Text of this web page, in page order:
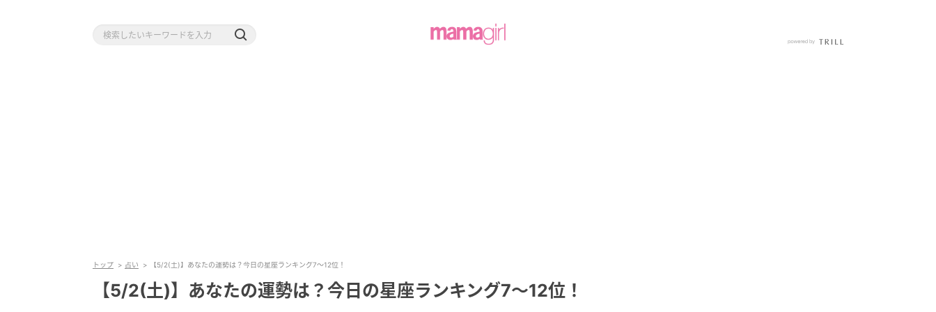
トップ 占い 【5/2(土)】あなたの運勢は？今日の星座ランキング7～12位！
【5/2(土)】あなたの運勢は？今日の星座ランキング7～12位！